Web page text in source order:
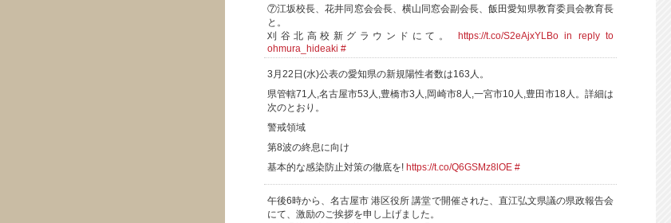
⑦江坂校長、花井同窓会会長、横山同窓会副会長、飯田愛知県教育委員会教育長
と。
刈谷北高校新グラウンドにて。
https://t.co/S2eAjxYLBo in reply to
ohmura_hideaki #
3月22日(水)公表の愛知県の新規陽性者数は163人。
県管轄71人,名古屋市53人,豊橋市3人,岡崎市8人,一宮市10人,豊田市18人。詳細は
次のとおり。
警戒領域
第8波の終息に向け
基本的な感染防止対策の徹底を! https://t.co/Q6GSMz8lOE #
午後6時から、名古屋市 港区役所 講堂で開催された、直江弘文県議の県政報告会
にて、激励のご挨拶を申し上げました。